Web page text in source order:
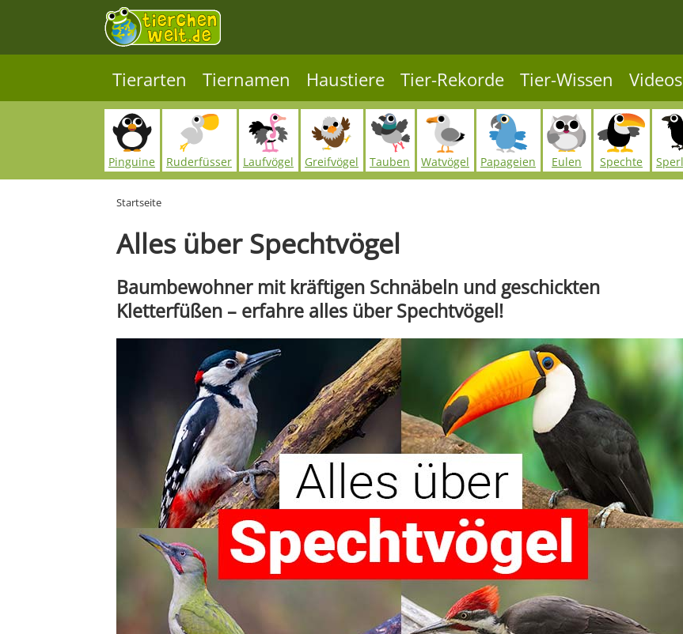
Tierarten Tiernamen Haustiere Tier-Rekorde Tier-Wissen Videos
Pinguine Ruderfüsser Laufvögel Greifvögel Tauben Watvögel Papageien Eulen Spechte
Startseite
Alles über Spechtvögel
Baumbewohner mit kräftigen Schnäbeln und geschickten
Kletterfüßen – erfahre alles über Spechtvögel!